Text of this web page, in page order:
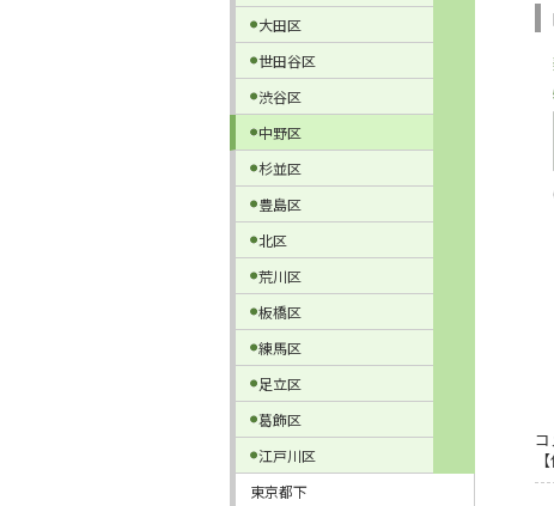
大田区
世田谷区
渋谷区
中野区
杉並区
豊島区
北区
荒川区
板橋区
練馬区
足立区
葛飾区
江戸川区
東京都下